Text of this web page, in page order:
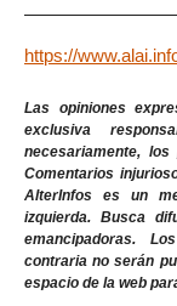
https://
Las opiniones
exclusiva
necesariamente,
Comentarios
AlterInfos es un
izquierda. Busca
emancipadoras.
contraria no serán
espacio de la web